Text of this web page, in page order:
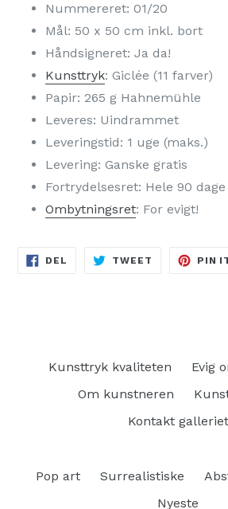
Nummereret: 01/20
Mål: 50 x 50 cm inkl. bort
Håndsigneret: Ja da!
Kunsttryk: Giclée (11 farver)
Papir: 265 g Hahnemühle
Leveres: Uindrammet
Leveringstid: 1 uge (maks.)
Levering: Ganske gratis
Fortrydelsesret: Hele 90 dage
Ombytningsret: For evigt!
DEL TWEET TWEET
PIN
Kunsttryk kvaliteten
Evig
Om kunstneren
Kontakt galleriet
Pop art Surrealistiske
Nyeste